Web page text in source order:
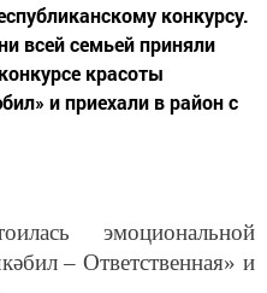
всей семьей приняли
красоты
и приехали в район с
эмоциональной
– Ответственная» и